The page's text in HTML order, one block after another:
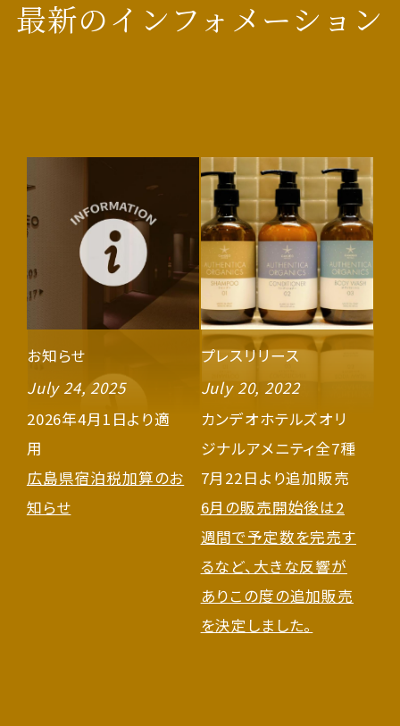
最新のインフォメーション
お知らせ
July 24, 2025
2026年4月1日より適
用
広島県宿泊税加算のお
知らせ
プレスリリース
July 20, 2022
カンデオホテルズオリ
ジナルアメニティ全7種
7月22日より追加販売
6月の販売開始後は2
週間で予定数を完売す
るなど、大きな反響が
ありこの度の追加販売
を決定しました。